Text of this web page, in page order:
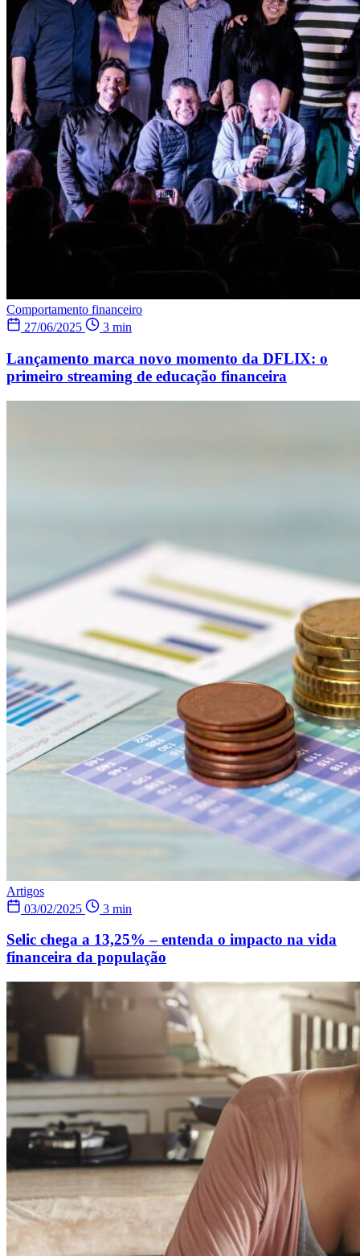
Comportamento financeiro
27/06/2025
3 min
Lançamento marca novo momento da DFLIX: o
primeiro streaming de educação financeira
Artigos
03/02/2025
3 min
Selic chega a 13,25% – entenda o impacto na vida
financeira da população